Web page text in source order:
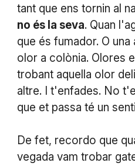
tant que ens tornin al
no és la seva. Quan
que és fumador. O
olor a colònia. Olores
trobant aquella olor
altre. I t'enfades. No
que et passa té un
De fet, recordo que
vegada vam trobar